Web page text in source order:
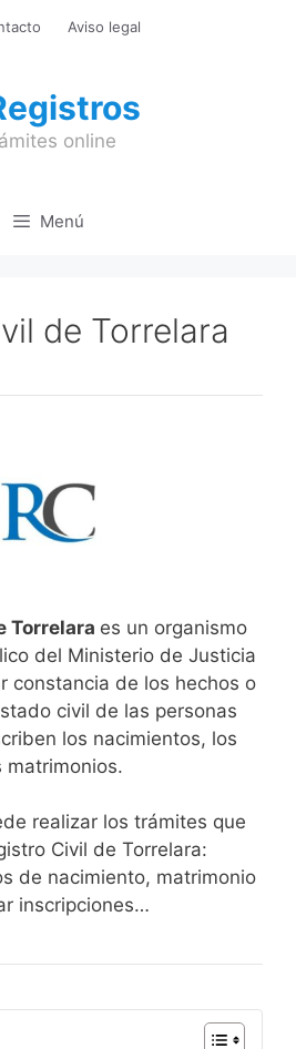
Aviso legal
online
Menú
de Torrelara
Torrelara es un organismo
del Ministerio de Justicia
constancia de los hechos o
civil de las personas
los nacimientos, los
matrimonios.
realizar los trámites que
Civil de Torrelara:
de nacimiento, matrimonio
inscripciones…